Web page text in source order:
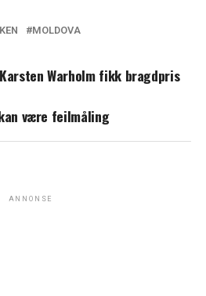
MOLDOVA
Warholm fikk bragdpris
være feilmåling
ANNONSE